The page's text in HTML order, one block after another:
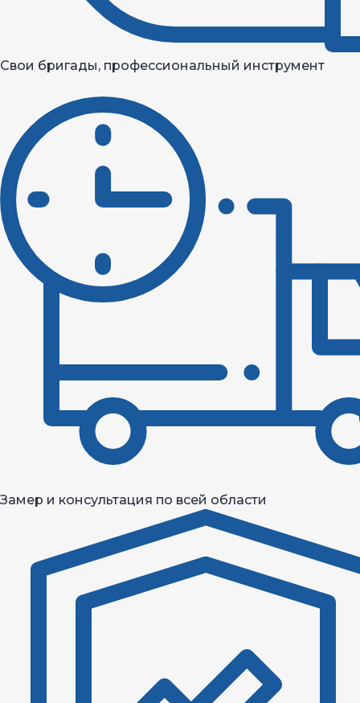
Свои бригады, профессиональный инструмент
Замер и консультация по всей области